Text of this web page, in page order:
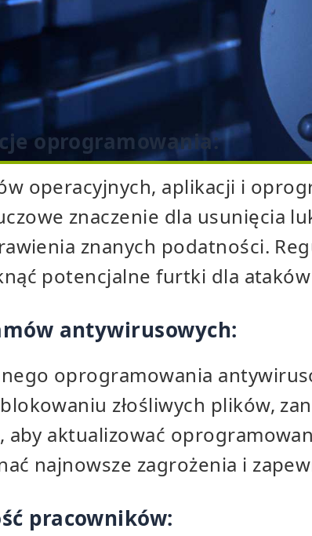
zapobiegawcze
ransomware:
oprogramowania:
operacyjnych, aplikacji i
znaczenie dla usunięcia
znanych podatności.
potencjalne furtki dla
antywirusowych:
oprogramowania
złośliwych plików,
aby aktualizować
najnowsze zagrożenia i
pracowników: